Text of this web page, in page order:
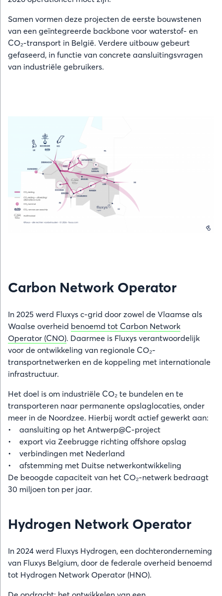
Samen vormen deze projecten de eerste bouwstenen
van een geïntegreerde backbone voor waterstof- en
CO₂-transport in België. Verdere uitbouw gebeurt
gefaseerd, in functie van concrete aansluitingsvragen
van industriële gebruikers.
Carbon Network Operator
In 2025 werd Fluxys c-grid door zowel de Vlaamse als
Waalse overheid benoemd tot Carbon Network
Operator (CNO). Daarmee is Fluxys verantwoordelijk
voor de ontwikkeling van regionale CO₂-
transportnetwerken en de koppeling met internationale
infrastructuur.
Het doel is om industriële CO₂ te bundelen en te
transporteren naar permanente opslaglocaties, onder
meer in de Noordzee. Hierbij wordt actief gewerkt aan:
• aansluiting op het Antwerp@C-project
• export via Zeebrugge richting offshore opslag
• verbindingen met Nederland
• afstemming met Duitse netwerkontwikkeling
De beoogde capaciteit van het CO₂-netwerk bedraagt
30 miljoen ton per jaar.
Hydrogen Network Operator
In 2024 werd Fluxys Hydrogen, een dochteronderneming
van Fluxys Belgium, door de federale overheid benoemd
tot Hydrogen Network Operator (HNO).